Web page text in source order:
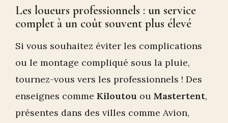
Les loueurs professionnels : un service
complet à un coût souvent plus élevé
Si vous souhaitez éviter les complications
ou le montage compliqué sous la pluie,
tournez-vous vers les professionnels ! Des
enseignes comme Kiloutou ou Mastertent,
présentes dans des villes comme Avion,